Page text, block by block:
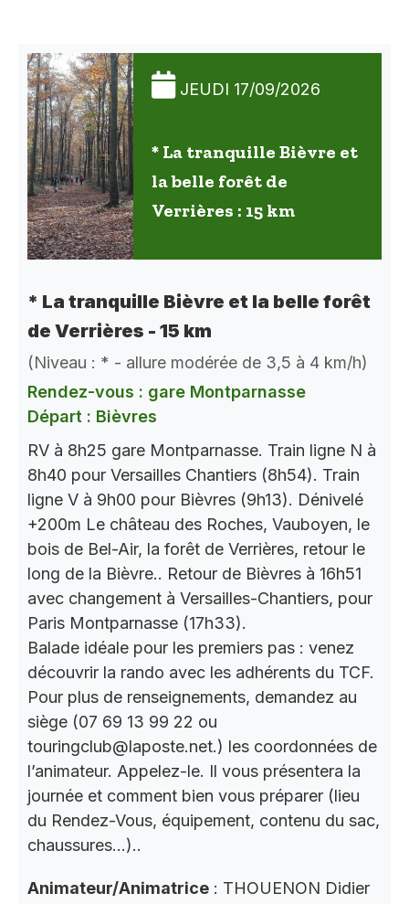
JEUDI 17/09/2026
* La tranquille Bièvre et
la belle forêt de
Verrières : 15 km
* La tranquille Bièvre et la belle forêt
de Verrières - 15 km
(Niveau : * - allure modérée de 3,5 à 4 km/h)
Rendez-vous : gare Montparnasse
Départ : Bièvres
RV à 8h25 gare Montparnasse. Train ligne N à
8h40 pour Versailles Chantiers (8h54). Train
ligne V à 9h00 pour Bièvres (9h13). Dénivelé
+200m Le château des Roches, Vauboyen, le
bois de Bel-Air, la forêt de Verrières, retour le
long de la Bièvre.. Retour de Bièvres à 16h51
avec changement à Versailles-Chantiers, pour
Paris Montparnasse (17h33).
Balade idéale pour les premiers pas : venez
découvrir la rando avec les adhérents du TCF.
Pour plus de renseignements, demandez au
siège (07 69 13 99 22 ou
touringclub@laposte.net.) les coordonnées de
l’animateur. Appelez-le. Il vous présentera la
journée et comment bien vous préparer (lieu
du Rendez-Vous, équipement, contenu du sac,
chaussures…)..
Animateur/Animatrice : THOUENON Didier